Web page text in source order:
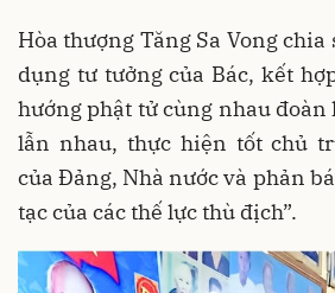
Hòa thượng Tăng Sa Vong
dụng tư tưởng của Bác, kết
hướng phật tử cùng nhau
lẫn nhau, thực hiện tốt chủ
của Đảng, Nhà nước và phản
tạc của các thế lực thù địch”.